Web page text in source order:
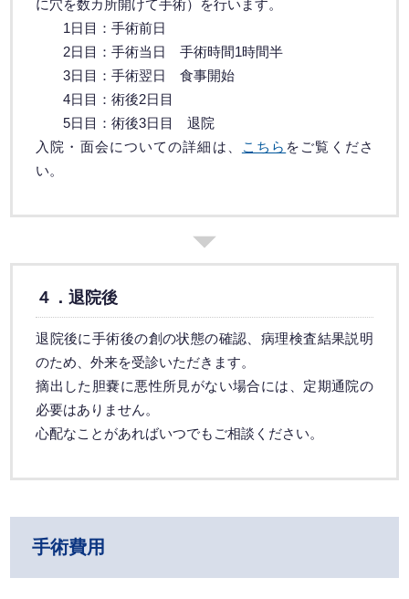
に穴を数カ所開けて手術）を行います。
1日目：手術前日
2日目：手術当日 手術時間1時間半
3日目：手術翌日 食事開始
4日目：術後2日目
5日目：術後3日目 退院
入院・面会についての詳細は、
こちら をご覧くださ
い。
４．退院後
退院後に手術後の創の状態の確認、病理検査結果説明
のため、外来を受診いただきます。
摘出した胆嚢に悪性所見がない場合には、定期通院の
必要はありません。
心配なことがあればいつでもご相談ください。
手術費用